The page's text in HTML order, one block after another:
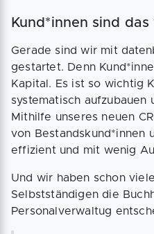
Kund*innen sind
Gerade sind wir mit
gestartet. Denn
Kapital. Es ist so wichtig
systematisch aufzubauen
Mithilfe unseres neuen
von Bestandskund*innen
effizient und mit wenig
Und wir haben schon
Selbstständigen die
Personalverwaltug